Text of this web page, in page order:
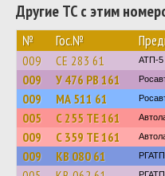
Другие ТС с этим
№ Гос.№
009 СЕ 283 61 АТП-5
009 У 476 РВ 161
009 МА 511 61
005 С 255 ТЕ 161
009 С 359 ТЕ 161
009 КВ 080 61